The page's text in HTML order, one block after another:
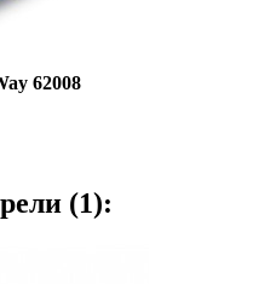
62008
(1):